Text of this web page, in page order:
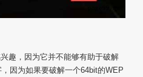
趣，因为它并不能够有助于破解
因为如果要破解一个64bit的WEP